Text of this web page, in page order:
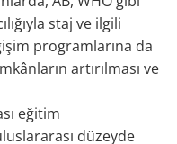
staj ve ilgili
programlarına da
artırılması ve
eğitim
düzeyde